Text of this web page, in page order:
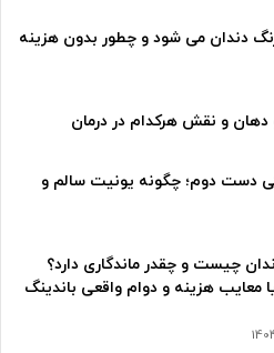
رنگ دندان می شود و چطور بدون هزینه
دهان و نقش هرکدام در درمان
دست دوم؛ چگونه یونیت سالم و
چیست و چقدر ماندگاری دارد؟
معایب هزینه و دوام واقعی باندینگ